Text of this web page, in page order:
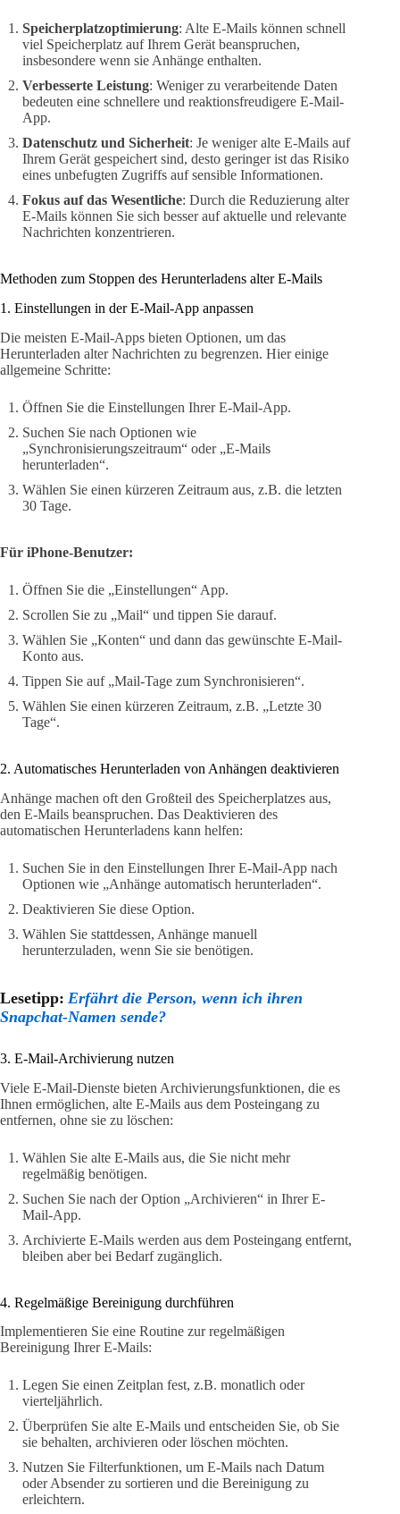
Speicherplatzoptimierung: Alte E-Mails können schnell
viel Speicherplatz auf Ihrem Gerät beanspruchen,
insbesondere wenn sie Anhänge enthalten.
Verbesserte Leistung: Weniger zu verarbeitende Daten
bedeuten eine schnellere und reaktionsfreudigere E-Mail-
App.
Datenschutz und Sicherheit: Je weniger alte E-Mails auf
Ihrem Gerät gespeichert sind, desto geringer ist das Risiko
eines unbefugten Zugriffs auf sensible Informationen.
Fokus auf das Wesentliche: Durch die Reduzierung alter
E-Mails können Sie sich besser auf aktuelle und relevante
Nachrichten konzentrieren.
Methoden zum Stoppen des Herunterladens alter E-Mails
1. Einstellungen in der E-Mail-App anpassen
Die meisten E-Mail-Apps bieten Optionen, um das
Herunterladen alter Nachrichten zu begrenzen. Hier einige
allgemeine Schritte:
Öffnen Sie die Einstellungen Ihrer E-Mail-App.
Suchen Sie nach Optionen wie
„Synchronisierungszeitraum“ oder „E-Mails
herunterladen“.
Wählen Sie einen kürzeren Zeitraum aus, z.B. die letzten
30 Tage.
Für iPhone-Benutzer:
Öffnen Sie die „Einstellungen“ App.
Scrollen Sie zu „Mail“ und tippen Sie darauf.
Wählen Sie „Konten“ und dann das gewünschte E-Mail-
Konto aus.
Tippen Sie auf „Mail-Tage zum Synchronisieren“.
Wählen Sie einen kürzeren Zeitraum, z.B. „Letzte 30
Tage“.
2. Automatisches Herunterladen von Anhängen deaktivieren
Anhänge machen oft den Großteil des Speicherplatzes aus,
den E-Mails beanspruchen. Das Deaktivieren des
automatischen Herunterladens kann helfen:
Suchen Sie in den Einstellungen Ihrer E-Mail-App nach
Optionen wie „Anhänge automatisch herunterladen“.
Deaktivieren Sie diese Option.
Wählen Sie stattdessen, Anhänge manuell
herunterzuladen, wenn Sie sie benötigen.
Lesetipp: Erfährt die Person, wenn ich ihren
Snapchat-Namen sende?
3. E-Mail-Archivierung nutzen
Viele E-Mail-Dienste bieten Archivierungsfunktionen, die es
Ihnen ermöglichen, alte E-Mails aus dem Posteingang zu
entfernen, ohne sie zu löschen:
Wählen Sie alte E-Mails aus, die Sie nicht mehr
regelmäßig benötigen.
Suchen Sie nach der Option „Archivieren“ in Ihrer E-
Mail-App.
Archivierte E-Mails werden aus dem Posteingang entfernt,
bleiben aber bei Bedarf zugänglich.
4. Regelmäßige Bereinigung durchführen
Implementieren Sie eine Routine zur regelmäßigen
Bereinigung Ihrer E-Mails:
Legen Sie einen Zeitplan fest, z.B. monatlich oder
vierteljährlich.
Überprüfen Sie alte E-Mails und entscheiden Sie, ob Sie
sie behalten, archivieren oder löschen möchten.
Nutzen Sie Filterfunktionen, um E-Mails nach Datum
oder Absender zu sortieren und die Bereinigung zu
erleichtern.